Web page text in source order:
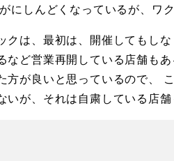
にしんどくなっているが、ワ
クは、最初は、開催してもし
など営業再開している店舗も
方が良いと思っているので、
いが、それは自粛している店